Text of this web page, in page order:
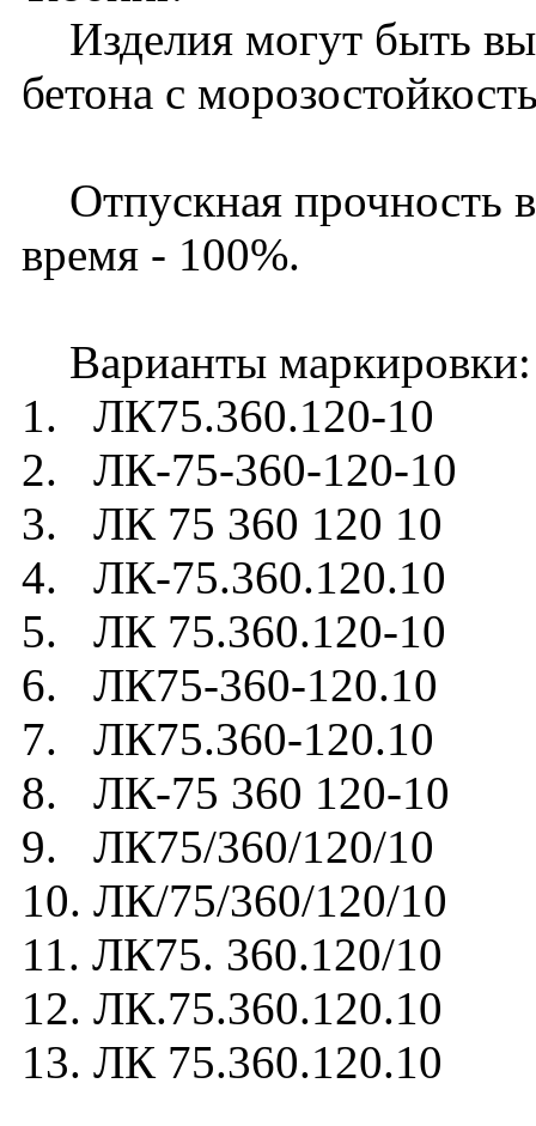
Изделия могут быть
бетона с
Отпускная прочность
время - 100%.
Варианты маркировки:
1. ЛК75.360.120-10
2. ЛК-75-360-120-10
3. ЛК 75 360 120 10
4. ЛК-75.360.120.10
5. ЛК 75.360.120-10
6. ЛК75-360-120.10
7. ЛК75.360-120.10
8. ЛК-75 360 120-10
9. ЛК75/360/120/10
10. ЛК/75/360/120/10
11. ЛК75. 360.120/10
12. ЛК.75.360.120.10
13. ЛК 75.360.120.10